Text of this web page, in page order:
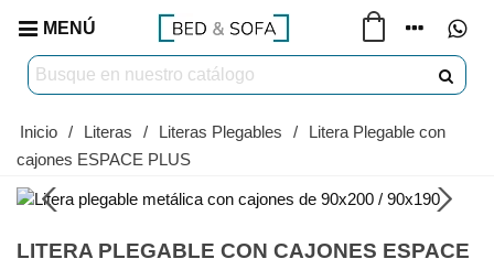
MENÚ
Inicio / Literas / Literas Plegables /
Litera Plegable con
cajones ESPACE PLUS
LITERA PLEGABLE CON CAJONES ESPACE